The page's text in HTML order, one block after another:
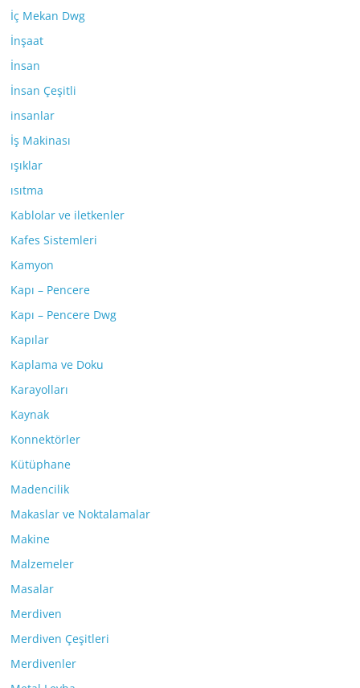
İç Mekan Dwg
İnşaat
İnsan
İnsan Çeşitli
insanlar
İş Makinası
ışıklar
ısıtma
Kablolar ve iletkenler
Kafes Sistemleri
Kamyon
Kapı – Pencere
Kapı – Pencere Dwg
Kapılar
Kaplama ve Doku
Karayolları
Kaynak
Konnektörler
Kütüphane
Madencilik
Makaslar ve Noktalamalar
Makine
Malzemeler
Masalar
Merdiven
Merdiven Çeşitleri
Merdivenler